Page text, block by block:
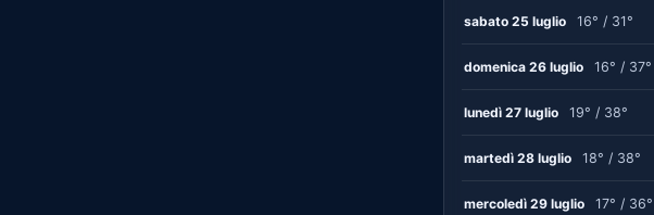
sabato 25 luglio 16° / 31°
domenica 26 luglio 16° / 37°
lunedì 27 luglio 19° / 38°
martedì 28 luglio 18° / 38°
mercoledì 29 luglio 17° / 36°